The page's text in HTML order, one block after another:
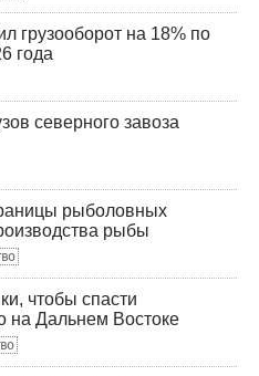
грузооборот на 18% по
года
северного завоза
рыболовных
рыбы
чтобы спасти
на Дальнем Востоке